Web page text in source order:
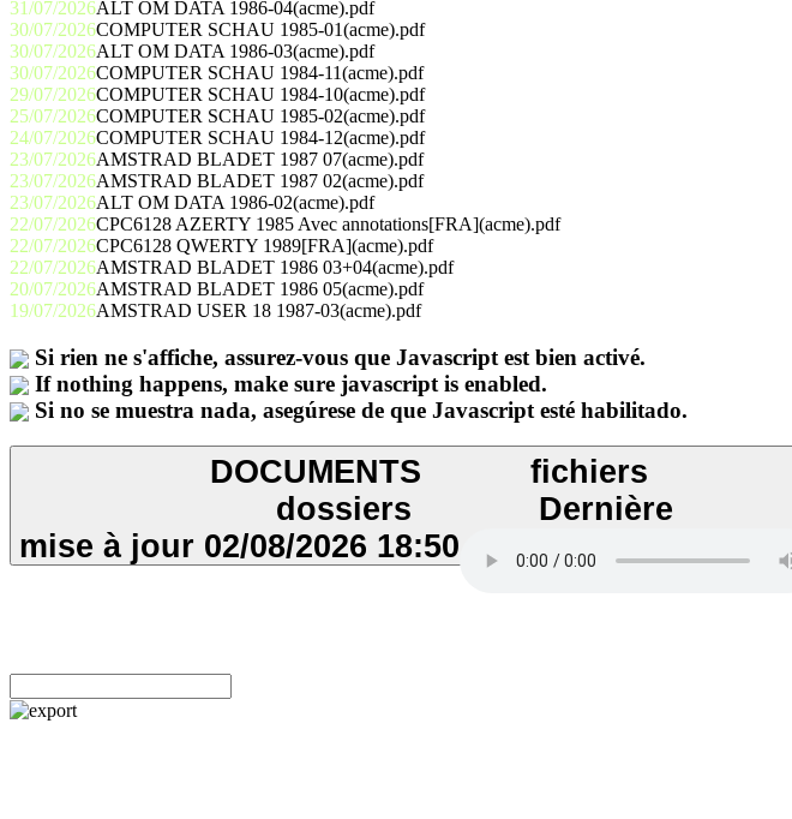
31/07/2026ALT OM DATA 1986-04(acme).pdf
30/07/2026COMPUTER SCHAU 1985-01(acme).pdf
30/07/2026ALT OM DATA 1986-03(acme).pdf
30/07/2026COMPUTER SCHAU 1984-11(acme).pdf
29/07/2026COMPUTER SCHAU 1984-10(acme).pdf
25/07/2026COMPUTER SCHAU 1985-02(acme).pdf
24/07/2026COMPUTER SCHAU 1984-12(acme).pdf
23/07/2026AMSTRAD BLADET 1987 07(acme).pdf
23/07/2026AMSTRAD BLADET 1987 02(acme).pdf
23/07/2026ALT OM DATA 1986-02(acme).pdf
22/07/2026CPC6128 AZERTY 1985 Avec annotations[FRA](acme).pdf
22/07/2026CPC6128 QWERTY 1989[FRA](acme).pdf
22/07/2026AMSTRAD BLADET 1986 03+04(acme).pdf
20/07/2026AMSTRAD BLADET 1986 05(acme).pdf
19/07/2026AMSTRAD USER 18 1987-03(acme).pdf
Si rien ne s'affiche, assurez-vous que Javascript est bien activé.
If nothing happens, make sure javascript is enabled.
Si no se muestra nada, asegúrese de que Javascript esté habilitado.
DOCUMENTS
fichiers
dossiers
Dernière
mise à jour 02/08/2026 18:50